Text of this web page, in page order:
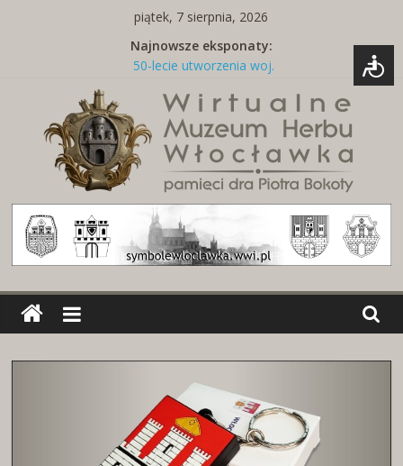
piątek, 7 sierpnia, 2026
Najnowsze eksponaty:
50-lecie utworzenia woj.
Tabliczka z nazwą ulicy
Naszywki z herbami miast
Brelok z godłem Polski i herbem
miasta
Miedziany talerz z herbami miast
Wirtualne
Muzeum
Herbu
Włocławka